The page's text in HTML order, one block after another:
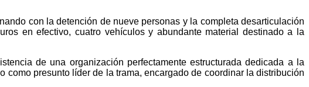
con la detención de nueve personas y la completa desarticulación
en efectivo, cuatro vehículos y abundante material destinado a la
de una organización perfectamente estructurada dedicada a la
presunto líder de la trama, encargado de coordinar la distribución